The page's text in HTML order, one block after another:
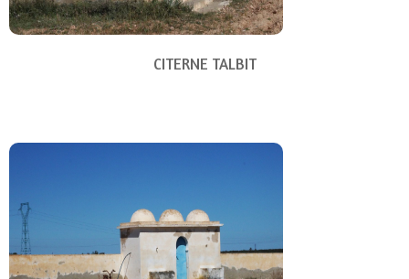
CITERNE TALBIT